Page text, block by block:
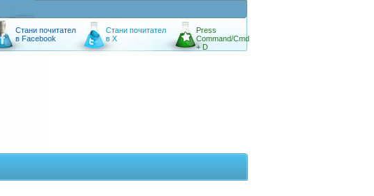
Стани почитател
в Facebook
Стани почитател
в X
Press
Command/Cmd
+ D